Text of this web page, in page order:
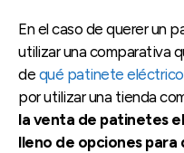
En el caso de querer un
utilizar una comparativa
de qué patinete
por utilizar una tienda
la venta de patinetes
lleno de opciones para